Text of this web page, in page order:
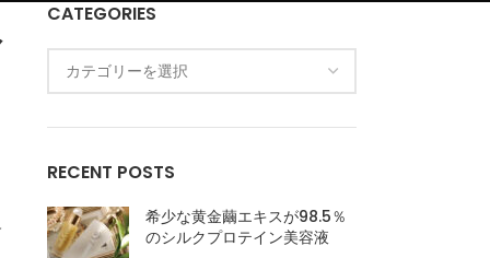
CATEGORIES
RECENT POSTS
希少な黄金繭エキスが98.5％
のシルクプロテイン美容液